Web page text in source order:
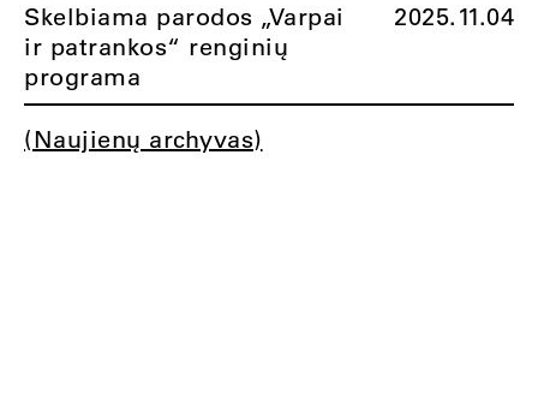
Skelbiama parodos „Varpai
ir patrankos“ renginių
programa
2025.11.04
(Naujienų archyvas)